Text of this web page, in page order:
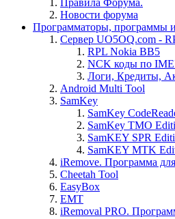
Правила Форума.
Новости форума
Программаторы, программы
Сервер UO5OQ.com -
RPL Nokia BB5
NCK коды по
Логи, Кредиты,
Android Multi Tool
SamKey
SamKey
SamKey TMO
SamKEY SPR
SamKEY MTK
iRemove. Программа
Cheetah Tool
EasyBox
EMT
iRemoval PRO.